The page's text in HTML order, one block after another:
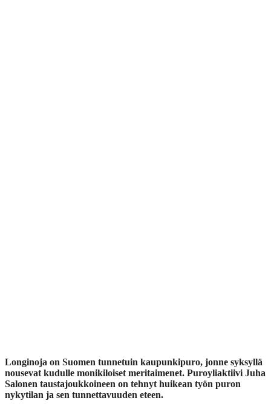
Longinoja on Suomen tunnetuin kaupunkipuro, jonne syksyllä
nousevat kudulle monikiloiset meritaimenet. Puroyliaktiivi Juha
Salonen taustajoukkoineen on tehnyt huikean työn puron
nykytilan ja sen tunnettavuuden eteen.